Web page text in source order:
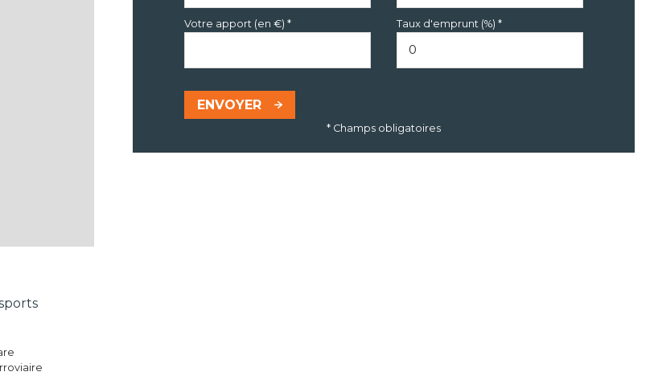
Votre apport (en €) * Taux d'emprunt (%) *
ENVOYER
* Champs obligatoires